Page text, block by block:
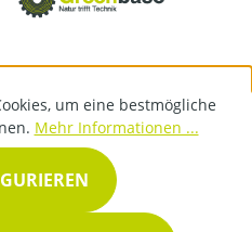
um eine bestmögliche
Mehr Informationen ...